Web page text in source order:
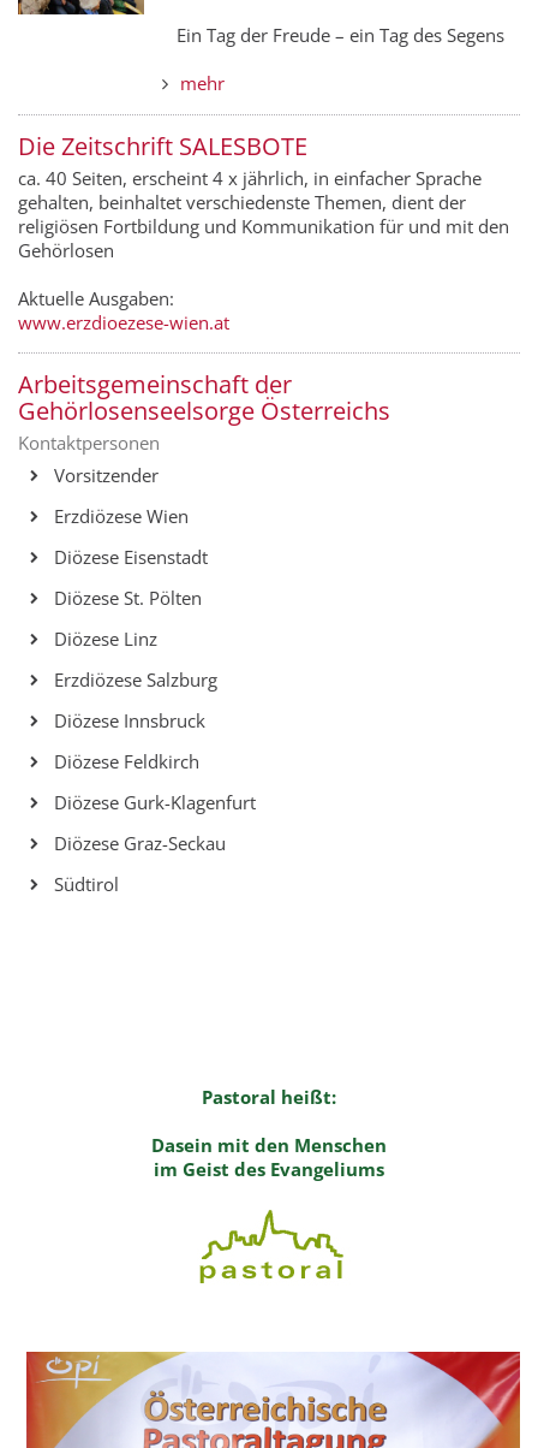
Ein Tag der Freude – ein Tag des Segens
mehr
Die Zeitschrift SALESBOTE
ca. 40 Seiten, erscheint 4 x jährlich, in einfacher Sprache
gehalten, beinhaltet verschiedenste Themen, dient der
religiösen Fortbildung und Kommunikation für und mit den
Gehörlosen
Aktuelle Ausgaben:
www.erzdioezese-wien.at
Arbeitsgemeinschaft der
Gehörlosenseelsorge Österreichs
Kontaktpersonen
Vorsitzender
Erzdiözese Wien
Diözese Eisenstadt
Diözese St. Pölten
Diözese Linz
Erzdiözese Salzburg
Diözese Innsbruck
Diözese Feldkirch
Diözese Gurk-Klagenfurt
Diözese Graz-Seckau
Südtirol
Pastoral heißt:
Dasein mit den Menschen
im Geist des Evangeliums